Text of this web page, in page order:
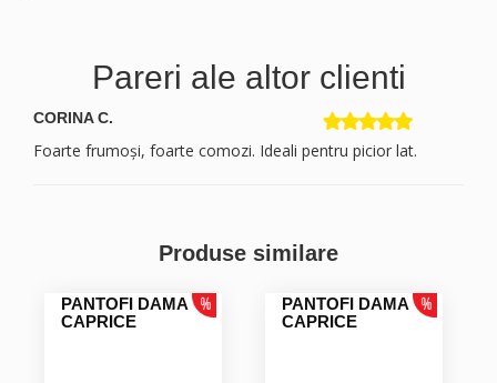
Pareri ale altor clienti
CORINA C.
Foarte frumoși, foarte comozi. Ideali pentru picior lat.
Produse similare
PANTOFI DAMA
CAPRICE
PANTOFI DAMA
CAPRICE